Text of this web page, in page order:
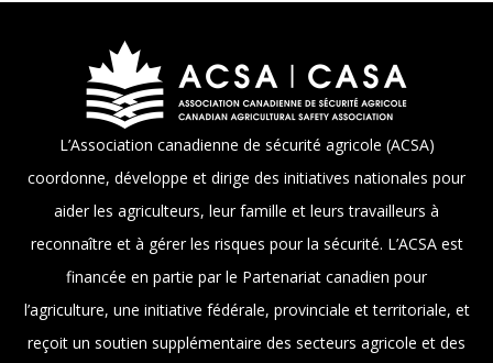
L’Association canadienne de sécurité agricole (ACSA)
coordonne, développe et dirige des initiatives nationales pour
aider les agriculteurs, leur famille et leurs travailleurs à
reconnaître et à gérer les risques pour la sécurité. L’ACSA est
financée en partie par le Partenariat canadien pour
l’agriculture, une initiative fédérale, provinciale et territoriale, et
reçoit un soutien supplémentaire des secteurs agricole et des